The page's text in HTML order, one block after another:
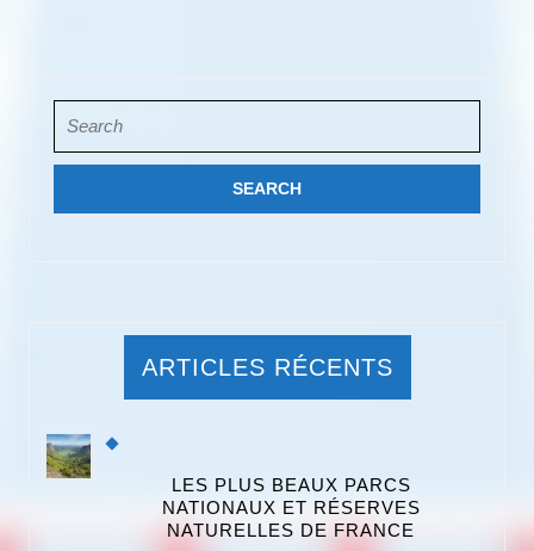
for:
ARTICLES RÉCENTS
LES PLUS BEAUX PARCS
NATIONAUX ET RÉSERVES
NATURELLES DE FRANCE